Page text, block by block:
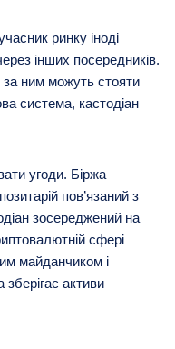
ринку іноді
інших посередників.
за ним можуть стояти
система, кастодіан
угоди. Біржа
пов’язаний з
зосереджений на
сфері
майданчиком і
активи